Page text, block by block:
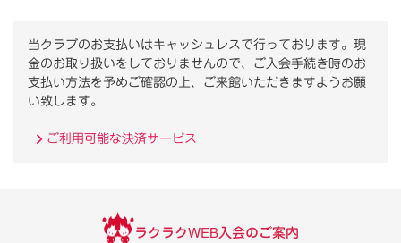
当クラブのお支払いはキャッシュレスで行っております。 現
金のお取り扱いをしておりませんので、ご入会手続き時のお
支払い方法を予めご確認の上、ご来館いただきますようお願
い致します。
ご利用可能な決済サービス
ラクラクWEB入会のご案内